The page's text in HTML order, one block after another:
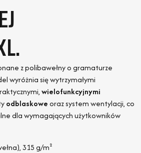
z polibawełny o gramaturze
wyróżnia się wytrzymałymi
wielofunkcyjnymi
odblaskoweoraz system wentylacji, co
dla wymagających użytkowników
315 g/m²